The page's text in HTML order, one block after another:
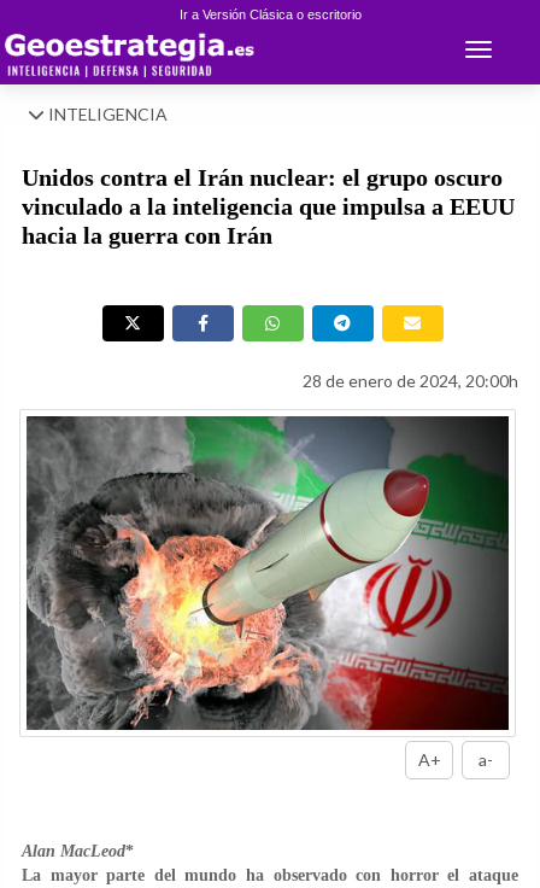
Ir a Versión Clásica o escritorio
Toggle
INTELIGENCIA
Unidos contra el Irán nuclear: el grupo oscuro
vinculado a la inteligencia que impulsa a EEUU
hacia la guerra con Irán
28 de enero de 2024, 20:00h
A+ a-
Alan MacLeod*
La mayor parte del mundo ha observado con horror el ataque